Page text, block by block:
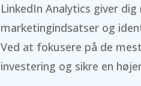
LinkedIn Analytics giver
marketingindsatser og
Ved at fokusere på de
investering og sikre en